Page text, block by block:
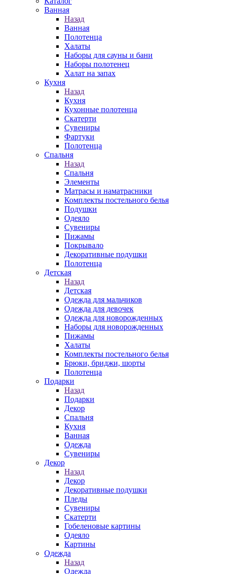
Ванная
Назад
Ванная
Полотенца
Халаты
Наборы для сауны и бани
Наборы полотенец
Халат на запах
Кухня
Назад
Кухня
Кухонные полотенца
Скатерти
Сувениры
Фартуки
Полотенца
Спальня
Назад
Спальня
Элементы
Матрасы и наматрасники
Комплекты постельного белья
Подушки
Одеяло
Сувениры
Пижамы
Покрывало
Декоративные подушки
Полотенца
Детская
Назад
Детская
Одежда для мальчиков
Одежда для девочек
Одежда для новорожденных
Наборы для новорожденных
Пижамы
Халаты
Комплекты постельного белья
Брюки, бриджи, шорты
Полотенца
Подарки
Назад
Подарки
Декор
Спальня
Кухня
Ванная
Одежда
Сувениры
Декор
Назад
Декор
Декоративные подушки
Пледы
Сувениры
Скатерти
Гобеленовые картины
Одеяло
Картины
Одежда
Назад
Одежда